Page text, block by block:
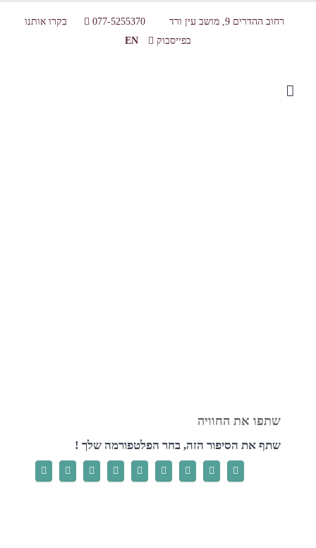
רחוב ההדרים 9, מושב עין ורד 077-5255370
בקרו אותנו
בפייסבוק
EN
שתף את הסיפור הזה, בחר הפלטפורמה שלך !